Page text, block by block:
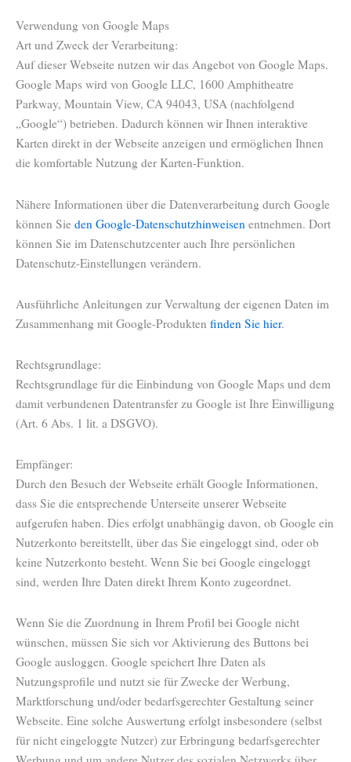
Verwendung von Google Maps
Art und Zweck der Verarbeitung:
Auf dieser Webseite nutzen wir das Angebot von Google Maps.
Google Maps wird von Google LLC, 1600 Amphitheatre
Parkway, Mountain View, CA 94043, USA (nachfolgend
„Google“) betrieben. Dadurch können wir Ihnen interaktive
Karten direkt in der Webseite anzeigen und ermöglichen Ihnen
die komfortable Nutzung der Karten-Funktion.
Nähere Informationen über die Datenverarbeitung durch Google
können Sie den Google-Datenschutzhinweisen entnehmen. Dort
können Sie im Datenschutzcenter auch Ihre persönlichen
Datenschutz-Einstellungen verändern.
Ausführliche Anleitungen zur Verwaltung der eigenen Daten im
Zusammenhang mit Google-Produkten finden Sie hier.
Rechtsgrundlage:
Rechtsgrundlage für die Einbindung von Google Maps und dem
damit verbundenen Datentransfer zu Google ist Ihre Einwilligung
(Art. 6 Abs. 1 lit. a DSGVO).
Empfänger:
Durch den Besuch der Webseite erhält Google Informationen,
dass Sie die entsprechende Unterseite unserer Webseite
aufgerufen haben. Dies erfolgt unabhängig davon, ob Google ein
Nutzerkonto bereitstellt, über das Sie eingeloggt sind, oder ob
keine Nutzerkonto besteht. Wenn Sie bei Google eingeloggt
sind, werden Ihre Daten direkt Ihrem Konto zugeordnet.
Wenn Sie die Zuordnung in Ihrem Profil bei Google nicht
wünschen, müssen Sie sich vor Aktivierung des Buttons bei
Google ausloggen. Google speichert Ihre Daten als
Nutzungsprofile und nutzt sie für Zwecke der Werbung,
Marktforschung und/oder bedarfsgerechter Gestaltung seiner
Webseite. Eine solche Auswertung erfolgt insbesondere (selbst
für nicht eingeloggte Nutzer) zur Erbringung bedarfsgerechter